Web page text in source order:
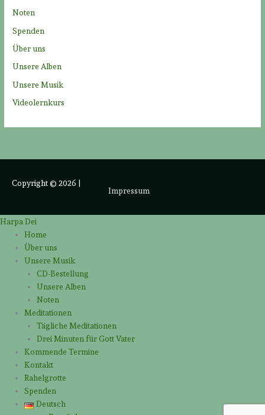
Noten
Spenden
Über uns
Unsere Alben
Unsere Musik
Videolernkurs
Copyright © 2026 |
Impressum
Harpa Dei
Home
Über uns
Unsere Musik
CD-Bestellung
Unsere Alben
Noten
Meditationen
Tägliche Meditationen
Drei Minuten für Gott Vater
Kommende Termine
Kontakt
Rahelgrotte
Spenden
Deutsch